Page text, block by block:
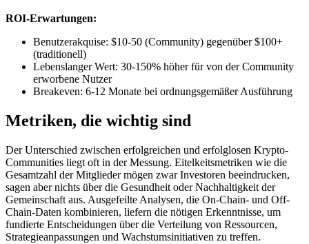
ROI-Erwartungen:
Benutzerakquise: $10-50 (Community) gegenüber $100+
(traditionell)
Lebenslanger Wert: 30-150% höher für von der Community
erworbene Nutzer
Breakeven: 6-12 Monate bei ordnungsgemäßer Ausführung
Metriken, die wichtig sind
Der Unterschied zwischen erfolgreichen und erfolglosen Krypto-
Communities liegt oft in der Messung. Eitelkeitsmetriken wie die
Gesamtzahl der Mitglieder mögen zwar Investoren beeindrucken,
sagen aber nichts über die Gesundheit oder Nachhaltigkeit der
Gemeinschaft aus. Ausgefeilte Analysen, die On-Chain- und Off-
Chain-Daten kombinieren, liefern die nötigen Erkenntnisse, um
fundierte Entscheidungen über die Verteilung von Ressourcen,
Strategieanpassungen und Wachstumsinitiativen zu treffen.